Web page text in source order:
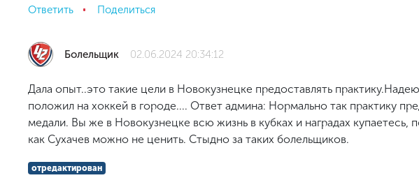
Ответить Поделиться
Болельщик 02.06.2024 20:34:12
Дала опыт..это такие цели в Новокузнецке предоставлять
положил на хоккей в городе.... Ответ админа: Нормально так практику
медали. Вы же в Новокузнецке всю жизнь в кубках и наградах купаетесь,
как Сухачев можно не ценить. Стыдно за таких болельщиков.
отредактирован